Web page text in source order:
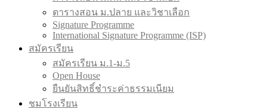
ตารางสอน ม.ปลาย และวิชาเลือก
Signature Programme
International Signature Programme (ISP)
สมัครเรียน
สมัครเรียน ม.1-ม.5
Open House
ยืนยันสิทธิ์ชำระค่าธรรมเนียม
ชมโรงเรียน